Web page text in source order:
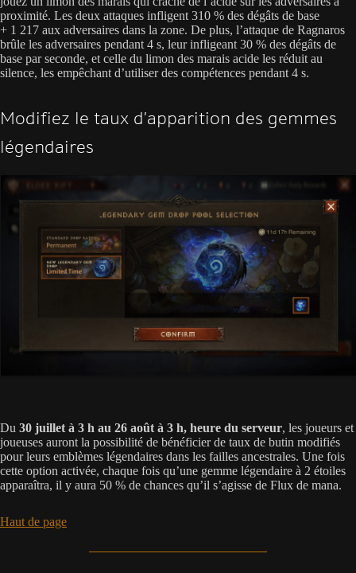
proximité. Les deux attaques infligent 310 % des dégâts de base
+ 1 217 aux adversaires dans la zone. De plus, l’attaque de Ragnaros
brûle les adversaires pendant 4 s, leur infligeant 30 % des dégâts de
base par seconde, et celle du limon des marais acide les réduit au
silence, les empêchant d’utiliser des compétences pendant 4 s.
Modifiez le taux d’apparition des gemmes
légendaires
Du 30 juillet à 3 h au 26 août à 3 h, heure du serveur, les joueurs et
joueuses auront la possibilité de bénéficier de taux de butin modifiés
pour leurs emblèmes légendaires dans les failles ancestrales. Une fois
cette option activée, chaque fois qu’une gemme légendaire à 2 étoiles
apparaîtra, il y aura 50 % de chances qu’il s’agisse de Flux de mana.
Haut de page